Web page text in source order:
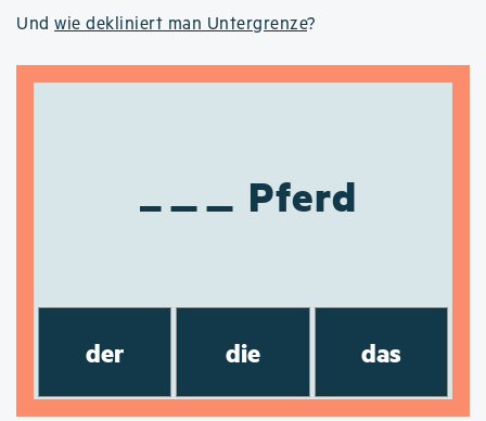
Und wie dekliniert man Untergrenze?
Pferd
der die das